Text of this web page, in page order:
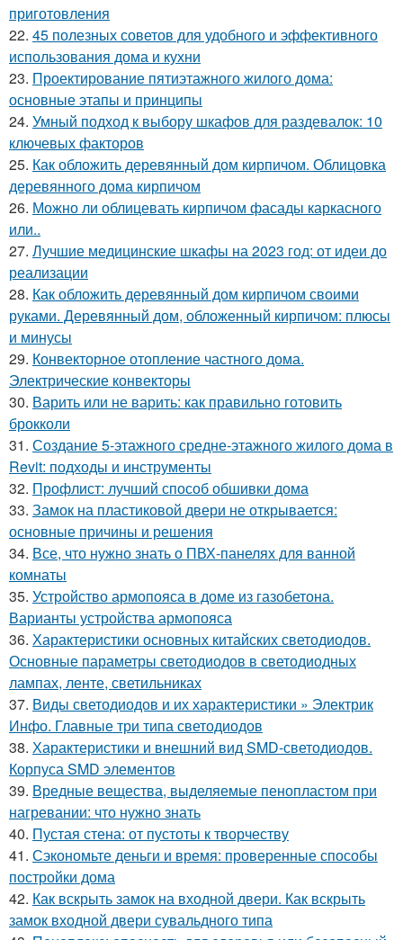
приготовления
22. 45 полезных советов для удобного и эффективного
использования дома и кухни
23. Проектирование пятиэтажного жилого дома:
основные этапы и принципы
24. Умный подход к выбору шкафов для раздевалок: 10
ключевых факторов
25. Как обложить деревянный дом кирпичом. Облицовка
деревянного дома кирпичом
26. Можно ли облицевать кирпичом фасады каркасного
или..
27. Лучшие медицинские шкафы на 2023 год: от идеи до
реализации
28. Как обложить деревянный дом кирпичом своими
руками. Деревянный дом, обложенный кирпичом: плюсы
и минусы
29. Конвекторное отопление частного дома.
Электрические конвекторы
30. Варить или не варить: как правильно готовить
брокколи
31. Создание 5-этажного средне-этажного жилого дома в
Revit: подходы и инструменты
32. Профлист: лучший способ обшивки дома
33. Замок на пластиковой двери не открывается:
основные причины и решения
34. Все, что нужно знать о ПВХ-панелях для ванной
комнаты
35. Устройство армопояса в доме из газобетона.
Варианты устройства армопояса
36. Характеристики основных китайских светодиодов.
Основные параметры светодиодов в светодиодных
лампах, ленте, светильниках
37. Виды светодиодов и их характеристики » Электрик
Инфо. Главные три типа светодиодов
38. Характеристики и внешний вид SMD-светодиодов.
Корпуса SMD элементов
39. Вредные вещества, выделяемые пенопластом при
нагревании: что нужно знать
40. Пустая стена: от пустоты к творчеству
41. Сэкономьте деньги и время: проверенные способы
постройки дома
42. Как вскрыть замок на входной двери. Как вскрыть
замок входной двери сувальдного типа